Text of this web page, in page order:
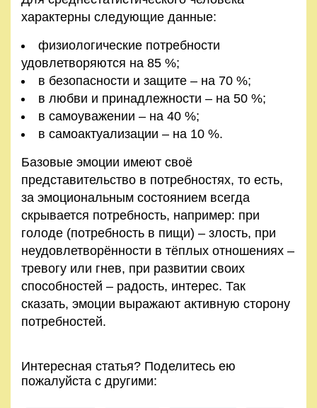
характерны следующие данные:
физиологические потребности
удовлетворяются на 85 %;
в безопасности и защите – на 70 %;
в любви и принадлежности – на 50 %;
в самоуважении – на 40 %;
в самоактуализации – на 10 %.
Базовые эмоции имеют своё
представительство в потребностях, то есть,
за эмоциональным состоянием всегда
скрывается потребность, например: при
голоде (потребность в пищи) – злость, при
неудовлетворённости в тёплых отношениях –
тревогу или гнев, при развитии своих
способностей – радость, интерес. Так
сказать, эмоции выражают активную сторону
потребностей.
Интересная статья? Поделитесь ею
пожалуйста с другими: